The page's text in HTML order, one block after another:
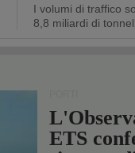
I volumi di traffico
8,8 miliardi di
ETS